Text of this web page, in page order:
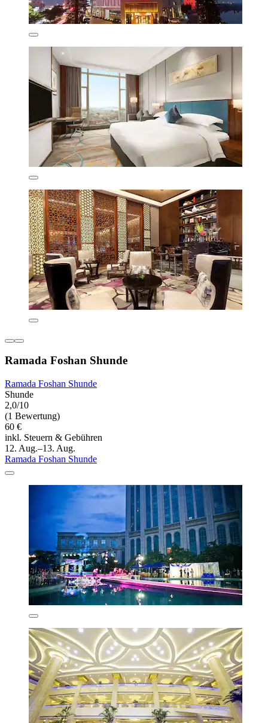
Ramada Foshan Shunde
Ramada Foshan Shunde
Shunde
2,0/10
(1 Bewertung)
60 €
inkl. Steuern & Gebühren
12. Aug.–13. Aug.
Ramada Foshan Shunde